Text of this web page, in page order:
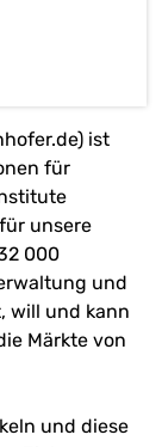
ist
für
unsere
000
und
will und kann
Märkte von
und diese